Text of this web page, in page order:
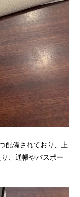
配備されており、上
、通帳やパスポー